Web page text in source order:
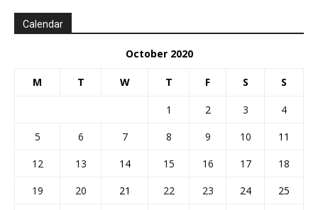
Calendar
October 2020
M T W T F S S
1 2 3
4
5
6 7 8 9 10
11
12
13 14 15 16 17
18
19
20 21 22 23 24
25